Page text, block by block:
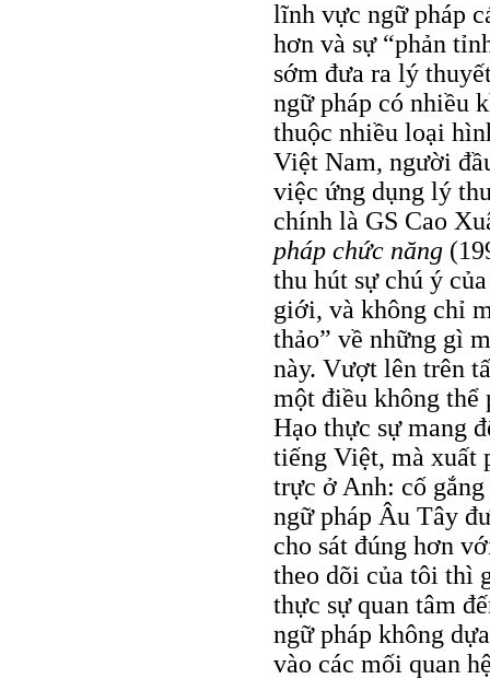
lĩnh vực ngữ pháp
hơn và sự “phản
sớm đưa ra lý
ngữ pháp có nhiều
thuộc nhiều loại
Việt Nam, người
việc ứng dụng lý
chính là GS Cao
pháp chức năng
thu hút sự chú ý
giới, và không chỉ
thảo” về những gì
này. Vượt lên trên
một điều không thể
Hạo thực sự mang
tiếng Việt, mà xuất
trực ở Anh: cố
ngữ pháp Âu Tây
cho sát đúng hơn
theo dõi của tôi thì
thực sự quan tâm
ngữ pháp không
vào các mối quan